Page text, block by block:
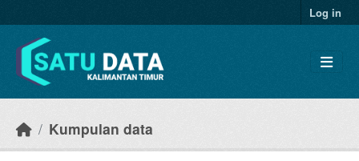
Log in
Kumpulan data